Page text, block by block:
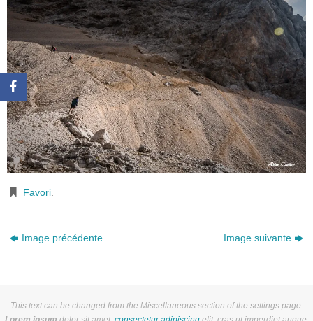
Favori
Image précédente Image suivante
This text can be changed from the Miscellaneous section of the settings page.